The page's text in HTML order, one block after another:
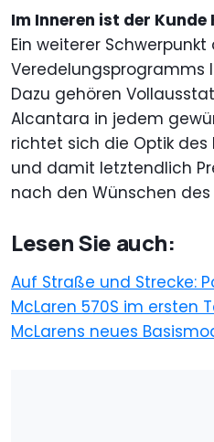
Im Inneren ist der Kunde
Ein weiterer Schwerpunkt
Veredelungsprogramms
Dazu gehören
Alcantara in jedem
richtet sich die Optik des
und damit letztendlich
nach den Wünschen des
Lesen Sie auch:
Auf Straße und Strecke:
McLaren 570S im ersten
McLarens neues